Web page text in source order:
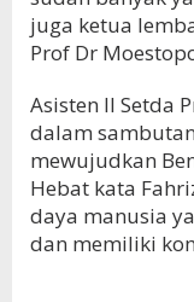
juga ketua
Prof Dr
Asisten II Setda
dalam
mewujudkan
Hebat kata
daya manusia
dan memiliki